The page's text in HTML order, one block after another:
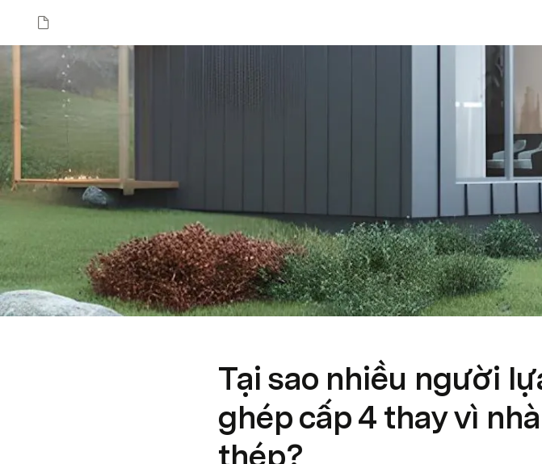
Tại sao nhiều người
ghép cấp 4 thay vì
thép?